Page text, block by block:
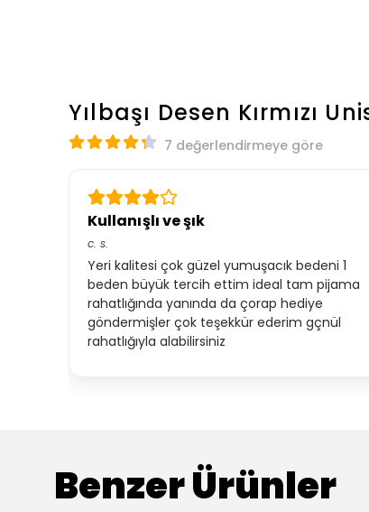
Yılbaşı Desen Kırmızı
7 değerlendirmeye göre
Kullanışlı ve şık
c. s.
Yeri kalitesi çok güzel yumuşacık bedeni 1
beden büyük tercih ettim ideal tam pijama
rahatlığında yanında da çorap hediye
göndermişler çok teşekkür ederim gçnül
rahatlığıyla alabilirsiniz
Benzer Ürünler